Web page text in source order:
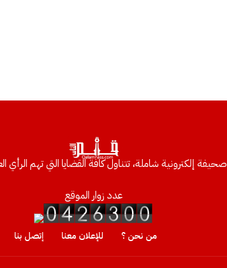
صحيفة إلكترونية شاملة، تتناول كافة القضايا التي تهم الرأي
عدد زوار الموقع
من نحن ؟ للإعلان معنا إتصل بنا